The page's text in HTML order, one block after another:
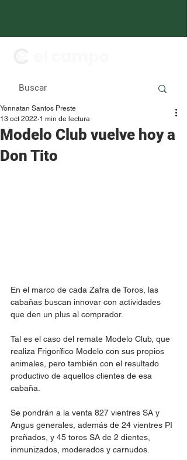
Modelo Club vuelve hoy a
Don Tito
Yonnatan Santos Preste
13 oct 2022 1 min de lectura
En el marco de cada Zafra de Toros, las
cabañas buscan innovar con actividades
que den un plus al comprador.
Tal es el caso del remate Modelo Club, que
realiza Frigorífico Modelo con sus propios
animales, pero también con el resultado
productivo de aquellos clientes de esa
cabaña.
Se pondrán a la venta 827 vientres SA y
Angus generales, además de 24 vientres PI
preñados, y 45 toros SA de 2 dientes,
inmunizados, moderados y carnudos.